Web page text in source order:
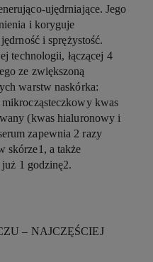
ujędrniające. Jego
i koryguje
i sprężystość.
technologii, łączącej 4
ze zwiększoną
warstw naskórka:
kwas
(kwas hialuronowy i
zapewnia 2 razy
skórze1 , a także
1 godzinę2.
– NAJCZĘŚCIEJ